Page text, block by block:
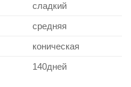
сладкий
средняя
коническая
140дней